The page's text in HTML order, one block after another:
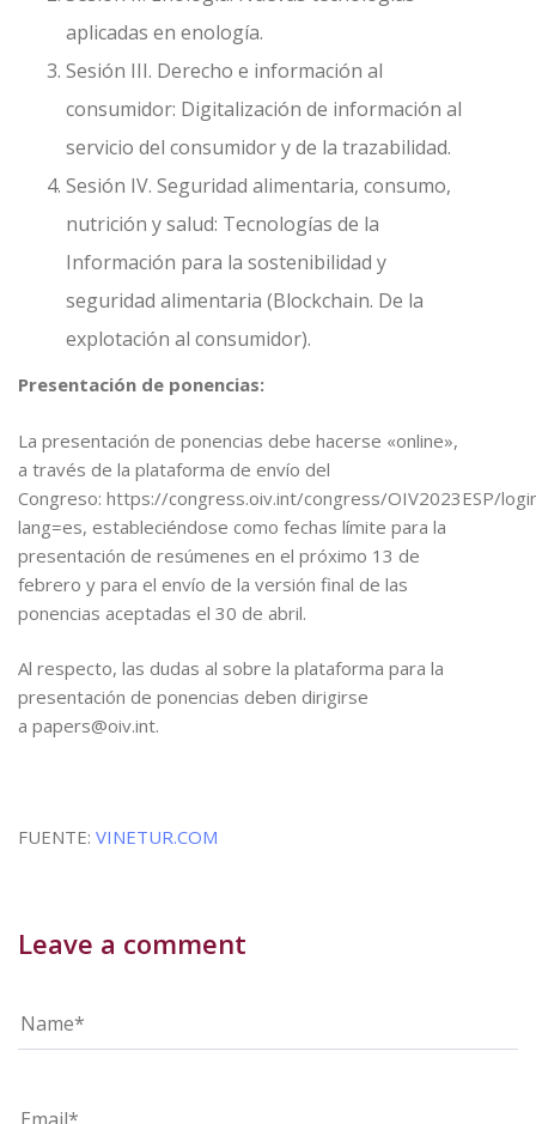
aplicadas en enología.
Sesión III. Derecho e información al
consumidor: Digitalización de información al
servicio del consumidor y de la trazabilidad.
Sesión IV. Seguridad alimentaria, consumo,
nutrición y salud: Tecnologías de la
Información para la sostenibilidad y
seguridad alimentaria (Blockchain. De la
explotación al consumidor).
Presentación de ponencias:
La presentación de ponencias debe hacerse «online»,
a través de la plataforma de envío del
Congreso: https://congress.oiv.int/congress/OIV2023ESP/
lang=es, estableciéndose como fechas límite para la
presentación de resúmenes en el próximo 13 de
febrero y para el envío de la versión final de las
ponencias aceptadas el 30 de abril.
Al respecto, las dudas al sobre la plataforma para la
presentación de ponencias deben dirigirse
a papers@oiv.int.
FUENTE: VINETUR.COM
Leave a comment